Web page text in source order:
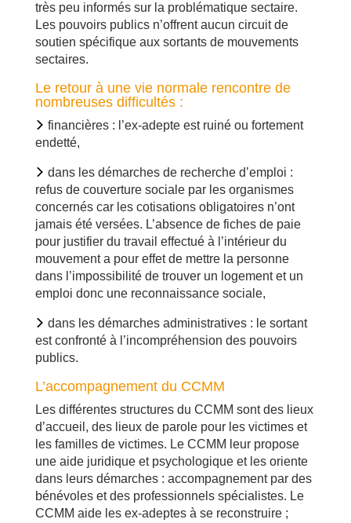
très peu informés sur la problématique sectaire.
Les pouvoirs publics n’offrent aucun circuit de
soutien spécifique aux sortants de mouvements
sectaires.
Le retour à une vie normale rencontre de
nombreuses difficultés :
financières : l’ex-adepte est ruiné ou fortement
endetté,
dans les démarches de recherche d’emploi :
refus de couverture sociale par les organismes
concernés car les cotisations obligatoires n’ont
jamais été versées. L’absence de fiches de paie
pour justifier du travail effectué à l’intérieur du
mouvement a pour effet de mettre la personne
dans l’impossibilité de trouver un logement et un
emploi donc une reconnaissance sociale,
dans les démarches administratives : le sortant
est confronté à l’incompréhension des pouvoirs
publics.
L’accompagnement du CCMM
Les différentes structures du CCMM sont des lieux
d’accueil, des lieux de parole pour les victimes et
les familles de victimes. Le CCMM leur propose
une aide juridique et psychologique et les oriente
dans leurs démarches : accompagnement par des
bénévoles et des professionnels spécialistes. Le
CCMM aide les ex-adeptes à se reconstruire ;